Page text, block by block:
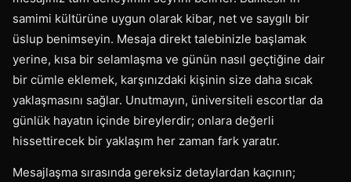
samimi kültürüne uygun olarak kibar, net ve saygılı bir
üslup benimseyin. Mesaja direkt talebinizle başlamak
yerine, kısa bir selamlaşma ve günün nasıl geçtiğine dair
bir cümle eklemek, karşınızdaki kişinin size daha sıcak
yaklaşmasını sağlar. Unutmayın, üniversiteli escortlar da
günlük hayatın içinde bireylerdir; onlara değerli
hissettirecek bir yaklaşım her zaman fark yaratır.
Mesajlaşma sırasında gereksiz detaylardan kaçının;